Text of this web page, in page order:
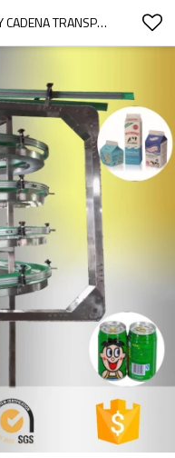
FOOD & BEVERAGE MACHINERY CADENA TRANSPORTADORES EN ESPIRAL TRANSPORTADORES DE TORNILLO DEL SISTEMA FABRICANTES